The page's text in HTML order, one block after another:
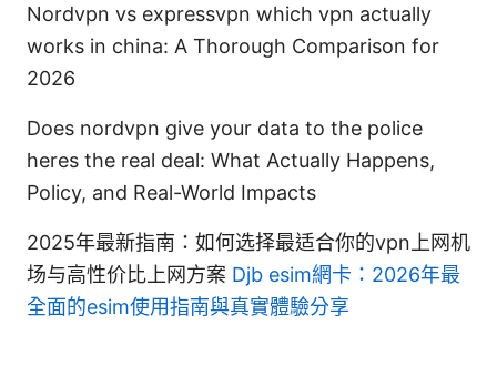
Nordvpn vs expressvpn which vpn actually
works in china: A Thorough Comparison for
2026
Does nordvpn give your data to the police
heres the real deal: What Actually Happens,
Policy, and Real-World Impacts
2025年最新指南：如何选择最适合你的vpn上网机
场与高性价比上网方案 Djb esim網卡：2026年最
全面的esim使用指南與真實體驗分享